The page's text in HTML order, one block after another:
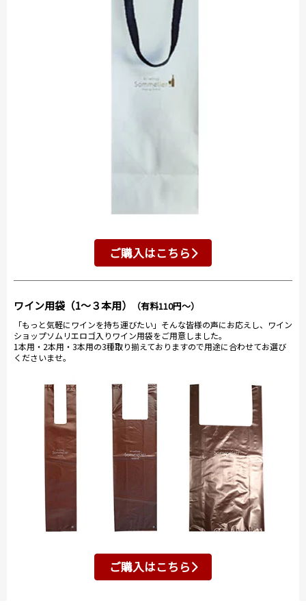
ご購入はこちら
ワイン用袋（1～３本用） （有料110円～）
「もっと気軽にワインを持ち運びたい」そんな皆様の声にお応えし、ワイン
ショップソムリエロゴ入りワイン用袋をご用意しました。
1本用・2本用・3本用の3種取り揃えておりますので用途に合わせてお選び
くださいませ。
ご購入はこちら